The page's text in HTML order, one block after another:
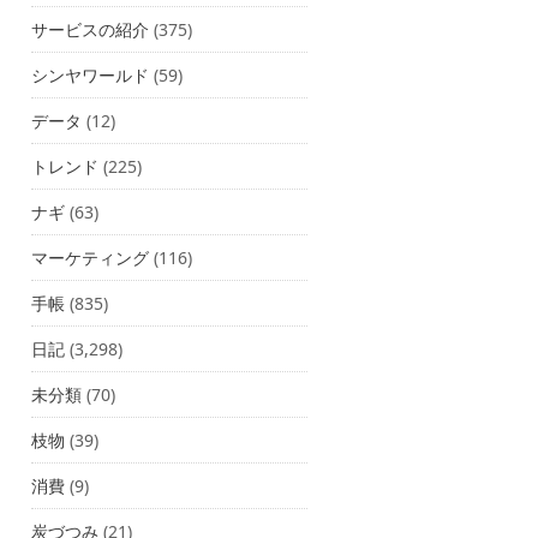
サービスの紹介 (375)
シンヤワールド (59)
データ (12)
トレンド (225)
ナギ (63)
マーケティング (116)
手帳 (835)
日記 (3,298)
未分類 (70)
枝物 (39)
消費 (9)
炭づつみ (21)